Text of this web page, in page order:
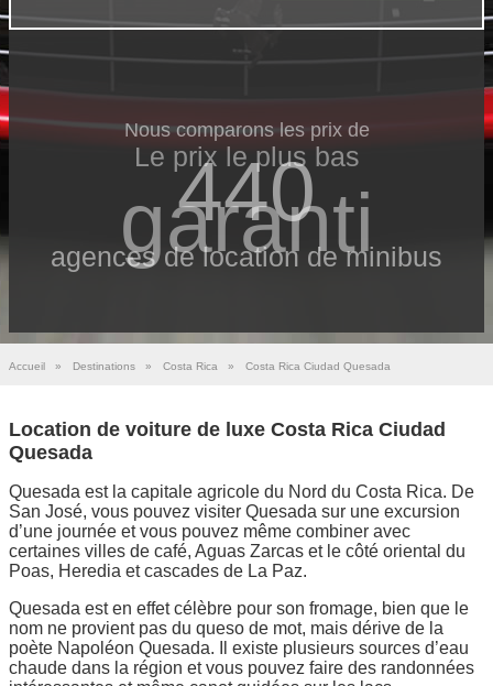
Nous comparons les prix de
440
agences de location de minibus
Le prix le​ plus bas
garanti
Accueil » Destinations » Costa Rica » Costa Rica Ciudad Quesada
Location de voiture de luxe Costa Rica Ciudad
Quesada
Quesada est la capitale agricole du Nord du Costa Rica. De
San José, vous pouvez visiter Quesada sur une excursion
d’une journée et vous pouvez même combiner avec
certaines villes de café, Aguas Zarcas et le côté oriental du
Poas, Heredia et cascades de La Paz.
Quesada est en effet célèbre pour son fromage, bien que le
nom ne provient pas du queso de mot, mais dérive de la
poète Napoléon Quesada. Il existe plusieurs sources d’eau
chaude dans la région et vous pouvez faire des randonnées